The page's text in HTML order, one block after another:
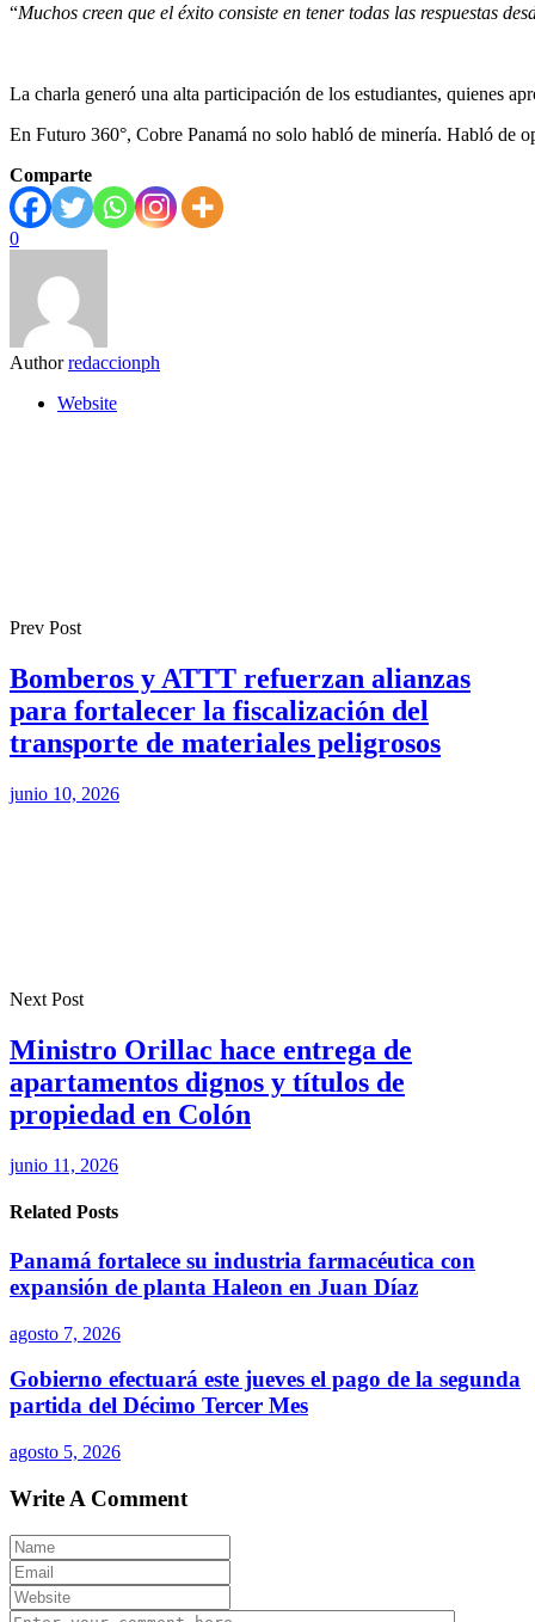
“Muchos creen que el éxito consiste en tener todas las respuestas
La charla generó una alta participación de los estudiantes, quienes
En Futuro 360°, Cobre Panamá no solo habló de minería. Habló de
Comparte
0
Author redaccionph
Website
Prev Post
Bomberos y ATTT refuerzan alianzas
para fortalecer la fiscalización del
transporte de materiales peligrosos
junio 10, 2026
Next Post
Ministro Orillac hace entrega de
apartamentos dignos y títulos de
propiedad en Colón
junio 11, 2026
Related Posts
Panamá fortalece su industria farmacéutica con
expansión de planta Haleon en Juan Díaz
agosto 7, 2026
Gobierno efectuará este jueves el pago de la segunda
partida del Décimo Tercer Mes
agosto 5, 2026
Write A Comment